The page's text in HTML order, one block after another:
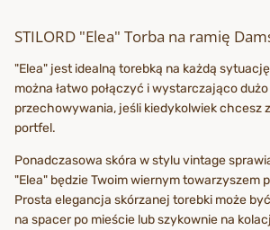
STILORD "Elea" Torba na ramię
"Elea" jest idealną torebką na każdą
można łatwo połączyć i wystarczająco
przechowywania, jeśli kiedykolwiek chcesz
portfel.
Ponadczasowa skóra w stylu vintage
"Elea" będzie Twoim wiernym towarzyszem
Prosta elegancja skórzanej torebki może
na spacer po mieście lub szykownie na